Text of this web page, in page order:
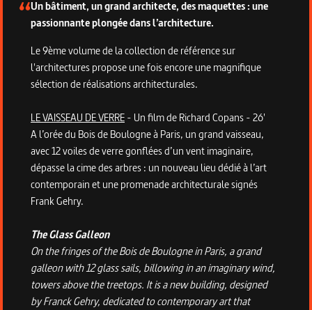
Description de la série
Un bâtiment, un grand architecte, des maquettes : une
passionnante plongée dans l’architecture.
Le 9ème volume de la collection de référence sur
l'architectures propose une fois encore une magnifique
sélection de réalisations architecturales.
LE VAISSEAU DE VERRE- Un film de Richard Copans - 26'
A l’orée du Bois de Boulogne à Paris, un grand vaisseau,
avec 12 voiles de verre gonflées d’un vent imaginaire,
dépasse la cime des arbres : un nouveau lieu dédié à l’art
contemporain et une promenade architecturale signés
Frank Gehry.
The Glass Galleon
On the fringes of the Bois de Boulogne in Paris, a grand
galleon with 12 glass sails, billowing in an imaginary wind,
towers above the treetops. It is a new building, designed
by Franck Gehry, dedicated to contemporary art that